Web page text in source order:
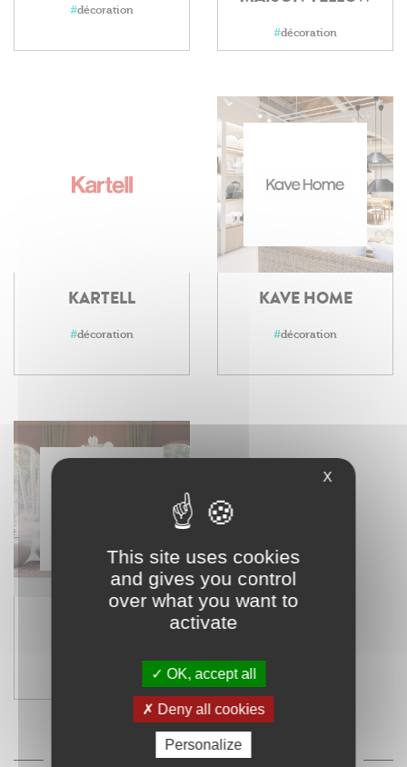
#décoration
#décoration
KARTELL
#décoration
KAVE HOME
#décoration
INSPIRATION SHOPPING
X
This site uses cookies
and gives you control
over what you want to
activate
OK, accept all
Deny all cookies
Personalize